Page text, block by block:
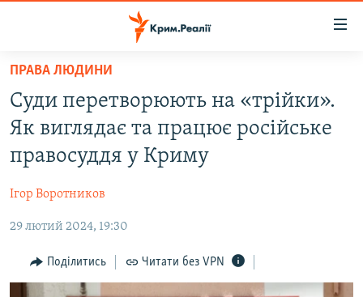
Перейти
основного
матеріалу
до
основної
навігації
Перейти
пошуку
ВОДА.КРИМ
БЛОГИ
ПОГЛЯД
ІНТЕРВ'Ю
ВСЕ ЗА ДЕНЬ
ПРАВА ЛЮДИНИ
Суди перетворюють на «трійки».
Як виглядає та працює російське
правосуддя у Криму
Ігор Воротников
29 лютий 2024, 19:30
Поділитись Читати без VPN